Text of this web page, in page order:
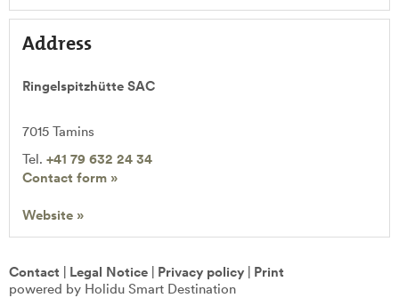
Address
Ringelspitzhütte SAC
7015 Tamins
Tel. +41 79 632 24 34
Contact form »
Website »
Contact Legal Notice Privacy policy
Print
powered by Holidu Smart Destination